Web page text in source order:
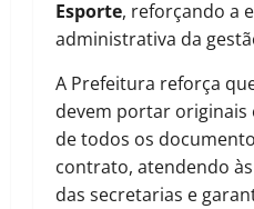
Esporte, reforçando a
administrativa da
A Prefeitura reforça
devem portar originais
de todos os
contrato, atendendo
das secretarias e